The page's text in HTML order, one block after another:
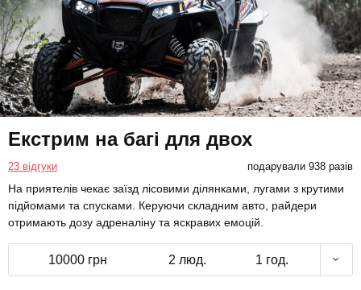
Екстрим на багі для двох
23 відгуки подарували 938 разів
На приятелів чекає заїзд лісовими ділянками, лугами з крутими
підйомами та спусками. Керуючи складним авто, райдери
отримають дозу адреналіну та яскравих емоцій.
10000 грн 2 люд. 1 год.